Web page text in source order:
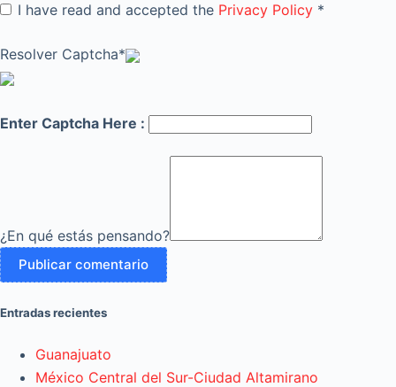
I have read and accepted the Privacy Policy *
Resolver Captcha*
Enter Captcha Here :
¿En qué estás pensando?
Entradas recientes
Guanajuato
México Central del Sur-Ciudad Altamirano